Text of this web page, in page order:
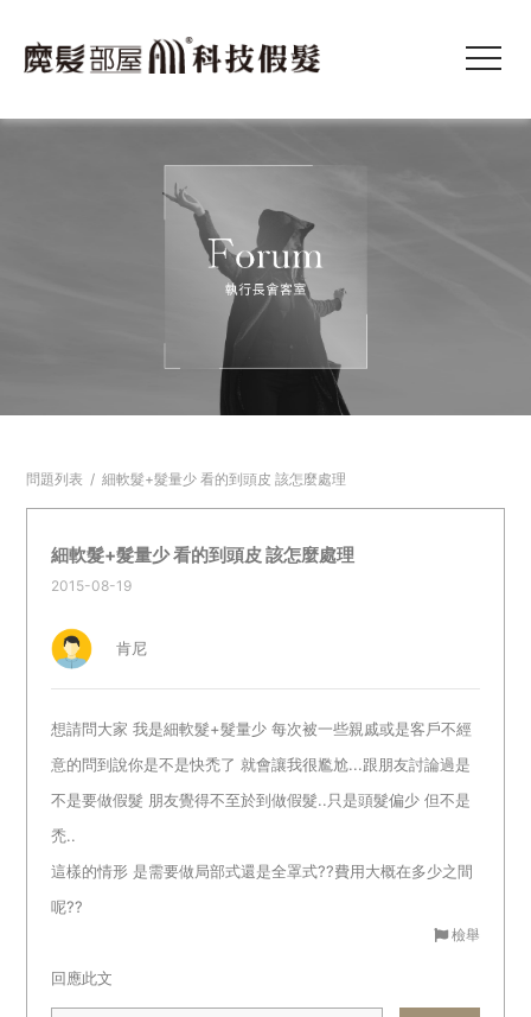
問題列表 / 細軟髮+髮量少 看的到頭皮 該怎麼處理
細軟髮+髮量少 看的到頭皮 該怎麼處理
2015-08-19
肯尼
想請問大家 我是細軟髮+髮量少 每次被一些親戚或是客戶不經
意的問到說你是不是快禿了 就會讓我很尷尬...跟朋友討論過是
不是要做假髮 朋友覺得不至於到做假髮..只是頭髮偏少 但不是
禿..
這樣的情形 是需要做局部式還是全罩式??費用大概在多少之間
呢??
檢舉
回應此文